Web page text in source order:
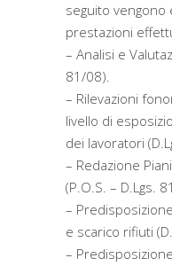
seguito vengono
prestazioni
– Analisi e
81/08).
– Rilevazioni
livello di
dei lavoratori
– Redazione
(P.O.S. – D.Lgs.
–
e scarico rifiuti
–